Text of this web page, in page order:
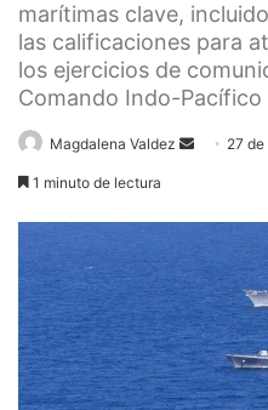
marítimas clave,
las calificaciones para
los ejercicios de
Comando Indo-Pacífico
Magdalena Valdez
Send 27
1 minuto de lectura